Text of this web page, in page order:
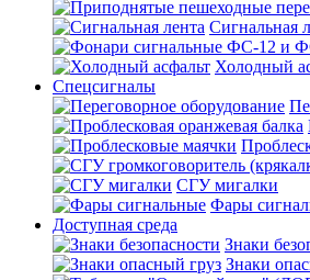
Сигнальная
Холодный
Спецсигналы
СГУ мигалки
Фары
Доступная среда
Знаки
Знаки